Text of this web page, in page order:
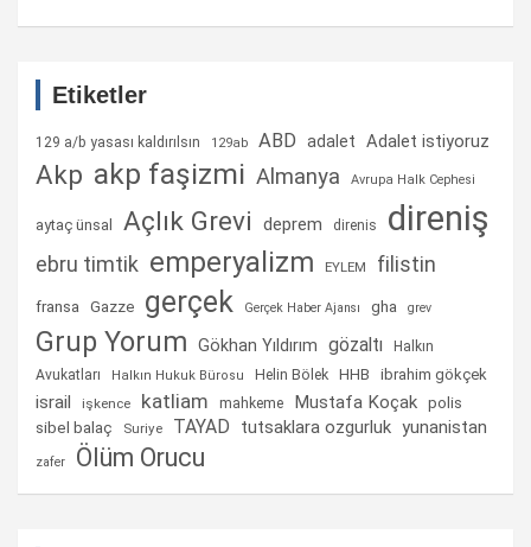
Etiketler
129 a/b yasası kaldırılsın 129ab ABD adalet Adalet istiyoruz
Akp akp faşizmi Almanya Avrupa Halk Cephesi
aytaç ünsal Açlık Grevi deprem direnis direniş
ebru timtik emperyalizm EYLEM filistin
fransa Gazze gerçek Gerçek Haber Ajansı gha grev
Grup Yorum Gökhan Yıldırım gözaltı
Halkın
Avukatları
Halkın Hukuk Bürosu Helin Bölek HHB ibrahim gökçek
israil işkence katliam mahkeme Mustafa Koçak polis
sibel balaç Suriye TAYAD tutsaklara ozgurluk yunanistan
zafer Ölüm Orucu